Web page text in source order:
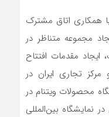
همکاری اتاق مشترک
مجموعه متناظر در
ایجاد مقدمات افتتاح
تجاری ایران در
محصولات ویتنام در
نمایشگاه بین‌المللی